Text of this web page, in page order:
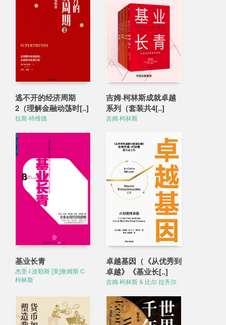
逃不开的经济周期
2（理解金融动荡时[..]
拉斯·特维德
吉姆·柯林斯成就卓越
系列（套装共4[..]
吉姆·柯林斯
基业长青
杰里·I·波勒斯 [美]詹姆斯·C·
柯林斯
卓越基因（《从优秀到
卓越》《基业长[..]
吉姆·柯林斯& 比尔·拉齐尔